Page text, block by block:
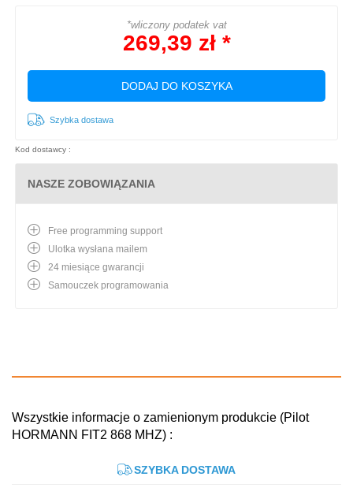
*wliczony podatek vat
269,39 zł *
DODAJ DO KOSZYKA
Szybka dostawa
Kod dostawcy :
NASZE ZOBOWIĄZANIA
Free programming support
Ulotka wysłana mailem
24 miesiące gwarancji
Samouczek programowania
Wszystkie informacje o zamienionym produkcie (Pilot
HORMANN FIT2 868 MHZ) :
SZYBKA DOSTAWA